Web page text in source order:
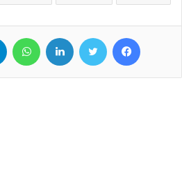
فيسبوك تويتر لينكدإن